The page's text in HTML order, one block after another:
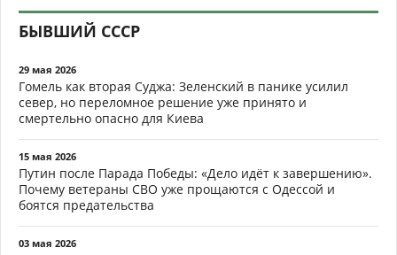
БЫВШИЙ СССР
29 мая 2026
Гомель как вторая Суджа: Зеленский в панике усилил
север, но переломное решение уже принято и
смертельно опасно для Киева
15 мая 2026
Путин после Парада Победы: «Дело идёт к завершению».
Почему ветераны СВО уже прощаются с Одессой и
боятся предательства
03 мая 2026